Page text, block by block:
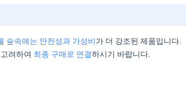
보관 전 내부 물 완전 제거
숲속애는 안전성과 가성비가 더 강조된 제품입니다.
려하여 최종 구매로 연결하시기 바랍니다.